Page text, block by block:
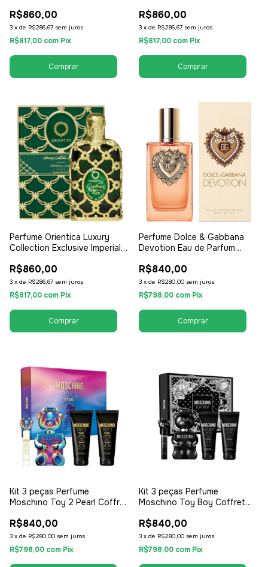
R$860,00
3 x de R$286,67 sem juros
R$817,00 com Pix
Feminino
R$860,00
3 x de R$286,67 sem juros
R$817,00 com Pix
Perfume Orientica Luxury
Collection Exclusive Imperiale
Parfum - Unissex /
Compartilhável
R$860,00
3 x de R$286,67 sem juros
R$817,00 com Pix
Perfume Dolce & Gabbana
Devotion Eau de Parfum
Parfum - Feminino
R$840,00
3 x de R$280,00 sem juros
R$798,00 com Pix
Kit 3 peças Perfume
Moschino Toy 2 Pearl Coffret
100ml + Travel Size 10ml -
EDP Eau de Parfum - Feminino
R$840,00
3 x de R$280,00 sem juros
R$798,00 com Pix
Kit 3 peças Perfume
Moschino Toy Boy Coffret
100ml + Travel Size 10ml -
EDP Eau de Parfum - Feminino
R$840,00
3 x de R$280,00 sem juros
R$798,00 com Pix